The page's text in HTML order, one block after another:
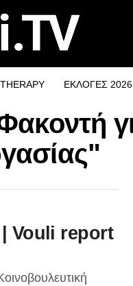
ΕΚΛΟΓΕΣ 2026
Vouli report